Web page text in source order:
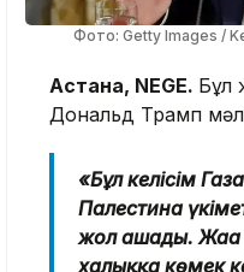
Фото: Getty Images /
Астана, NEGE. Бұл
Дональд Трамп
«Бұл келісім
Палестина
жол ашады. Жаңа
халыққа көмек